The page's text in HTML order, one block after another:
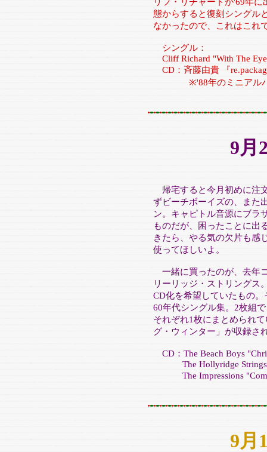
態からすると復刻シングル
なかったので、これはこれ
シングル：
Cliff Richard "With The
CD：斉藤由貴 『
※'88年のミニアルバ
9月
帰宅すると今月初めに注
ずビーチボーイズの、また
ン。キャピトル音源にブラ
ものだが、困ったことに出
きたら、やる気の欠片も感
使ってほしいよ。
一緒に買ったのが、去年
リーリッジ・ストリングス
CD化を希望していたもの
60年代シングル集。2枚組
それぞれ1枚にまとめられ
グ・ウィンター」が収録さ
CD：The Beach Boys
The Hollyridge Strings
The Impressions
9月